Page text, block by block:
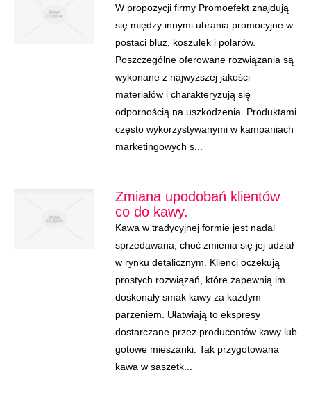
W propozycji firmy Promoefekt znajdują
się między innymi ubrania promocyjne w
postaci bluz, koszulek i polarów.
Poszczególne oferowane rozwiązania są
wykonane z najwyższej jakości
materiałów i charakteryzują się
odpornością na uszkodzenia. Produktami
często wykorzystywanymi w kampaniach
marketingowych s...
Zmiana upodobań klientów
co do kawy.
Kawa w tradycyjnej formie jest nadal
sprzedawana, choć zmienia się jej udział
w rynku detalicznym. Klienci oczekują
prostych rozwiązań, które zapewnią im
doskonały smak kawy za każdym
parzeniem. Ułatwiają to ekspresy
dostarczane przez producentów kawy lub
gotowe mieszanki. Tak przygotowana
kawa w saszetk...